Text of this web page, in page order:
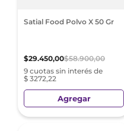
Satial Food Polvo X 50 Gr
$29.450,00$58.900,00
9 cuotas sin interés de
$ 3272,22
Agregar